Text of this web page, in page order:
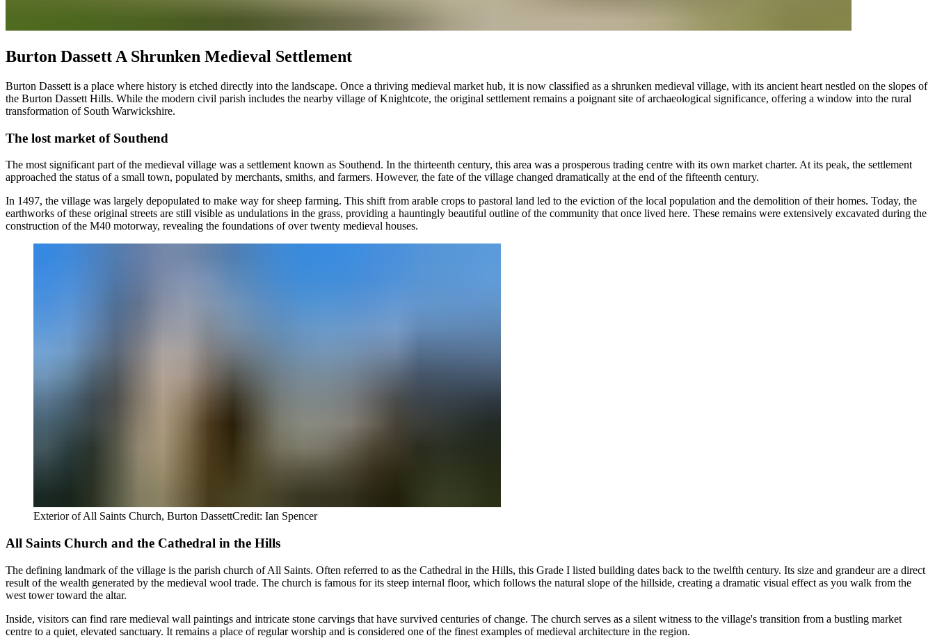
Burton Dassett A Shrunken Medieval Settlement​​​​‌ ‍ ​‍​‍‌‍ ‌ ​‍‌‍‍‌‌‍‌ ‌‍‍‌‌‍ ‍​‍​‍​ ‍‍​‍​‍‌ ​ ‌‍​‌‌‍ ‍‌‍‍‌‌ ‌​‌ ‍‌​‍ ‍‌‍‍‌‌‍ ​‍​‍​‍ ​​‍​‍‌‍‍​‌ ​‍‌‍‌‌‌‍‌‍​‍​‍​ ‍‍​‍​‍‌‍‍​‌ ‌​‌ ‌​‌ ​​​ ‍‍​‍ ​‍ ‌‍ ​‌‍ ‌‍​ ‌‍​‌‌‍ ​‌‍‍​‌‍ ‌ ​ ‌ ‌​​ ‍‍​ ​ ​ ​ ​ ​ ​ ​ ​‍ ‌‍‍‌‌‍ ‍‌ ‌​‌‍‌‌‌‍ ‍‌ ‌​​‍ ‌‍‌‌‌‍‌​‌‍‍‌‌ ‌​​‍ ‌‍ ‌‌‍ ‌‍‌​‌‍‌‌​ ‌‌ ​​‌ ​‍‌‍‌‌‌ ​ ‌‍‌‌‌‍ ‍‌ ‌​‌‍​‌‌ ‌​‌‍‍‌‌‍ ‌‍ ‍​ ‍ ‌‍‍‌‌‍‌​​ ‌‌‍‌‍​ ​ ​ ‍‌​ ‌‌​ ​​‌‍​ ​ ​‌‌‍‌​​‍ ‌‌‍​‍​ ‍​‌‍​‍‌‍​‍​‍ ‌​ ‌​​ ​‌​ ​‌​ ‍​​‍ ‌​ ‍‌​ ​‍​ ‌‍‌‍​‌​‍ ‌‌‍‌‍​ ‌‌​ ​ ​ ‍​​ ​‍​ ‌‌‌‍​‍​ ‌‌​ ‌‍​ ‌‌‌‍​‍​ ​‍​ ‍ ‌ ‌​‌ ‍‌‌ ​​‌‍‌‌​ ‌‌‍​‌‌ ​‍‌‍‌‌‌‍​‌​ ‍ ‌ ​​‌‍​‌‌ ‌​‌‍‍​​ ‌‌‍‌​‌‍‌‌‌ ​ ‌‍​ ‌ ​‍‌‍‍‌‌ ​​‌ ‌​‌‍‍‌‌‍ ‌‍ ‍​‍‌‌​ ‌‌‌​​‍‌‌ ‌‍‍ ‌‍‌‌‌ ‍‌​‍‌‌​ ​ ‌​‌​​‍‌‌​ ​ ‌​‌​​‍‌‌​ ​‍​ ​‍‌‍​‍​ ‌ ‌‍‌‌​ ‌‍​ ​‍​ ‍‌​ ​​‌‍​ ​ ‌ ​ ​​‌‍‌‌​ ​‍​‍‌‌​ ​‍​ ​‍​‍‌‌​ ‌‌‌​‌​​‍ ‍‌‍​ ‌‍‍​‌‍‍‌‌‍ ​‌‍‌​‌ ​‍‌‍‌‌‌‍ ‍​‍‌‌​ ‌‌‌​​‍‌‌ ‌‍‍ ‌‍‌‌‌ ‍‌​‍‌‌​ ​ ‌​‌​​‍‌‌​ ​ ‌​‌​​‍‌‌​ ​‍​ ​‍‌‍​‍​ ​‌‌‍‌​‌‍​‍‌‍​‌‌‍​‌‌‍‌‍​ ‌​​ ‍​​ ​ ​ ​​‌‍​‌​‍‌‌​ ​‍​ ​‍​‍‌‌​ ‌‌‌​‌​​‍ ‍‌ ‌​‌‍‌‌‌ ‍​‌ ‌​​ ‌‍​‍‌‍​‌‌ ​ ‌‍‌‌‌‌‌‌‌ ​‍‌‍ ​​ ‌‌‍‍​‌ ‌​‌ ‌​‌ ​​​‍‌‌​ ​ ‌​​‌​‍‌‌​ ​‍‌​‌‍​‍‌‌​ ​‍‌​‌‍‌‍ ​‌‍ ‌‍​ ‌‍​‌‌‍ ​‌‍‍​‌‍ ‌ ​ ‌ ‌​​‍‌‌​ ​ ‌​​‌​ ​ ​ ​ ​ ​ ​ ​ ​‍‌‍‌‍‍‌‌‍‌​​ ‌‌‍‌‍​ ​ ​ ‍‌​ ‌‌​ ​​‌‍​ ​ ​‌‌‍‌​​‍ ‌‌‍​‍​ ‍​‌‍​‍‌‍​‍​‍ ‌​ ‌​​ ​‌​ ​‌​ ‍​​‍ ‌​ ‍‌​ ​‍​ ‌‍‌‍​‌​‍ ‌‌‍‌‍​ ‌‌​ ​ ​ ‍​​ ​‍​ ‌‌‌‍​‍​ ‌‌​ ‌‍​ ‌‌‌‍​‍​ ​‍​‍‌‍‌ ‌​‌ ‍‌‌ ​​‌‍‌‌​ ‌‌‍​‌‌ ​‍‌‍‌‌‌‍​‌​‍‌‍‌ ​​‌‍​‌‌ ‌​‌‍‍​​ ‌‌‍‌​‌‍‌‌‌ ​ ‌‍​ ‌ ​‍‌‍‍‌‌ ​​‌ ‌​‌‍‍‌‌‍ ‌‍ ‍​‍‌‌​ ‌‌‌​​‍‌‌ ‌‍‍ ‌‍‌‌‌ ‍‌​‍‌‌​ ​ ‌​‌​​‍‌‌​ ​ ‌​‌​​‍‌‌​ ​‍​ ​‍‌‍​‍​ ‌ ‌‍‌‌​ ‌‍​ ​‍​ ‍‌​ ​​‌‍​ ​ ‌ ​ ​​‌‍‌‌​ ​‍​‍‌‌​ ​‍​ ​‍​‍‌‌​ ‌‌‌​‌​​‍ ‍‌‍​ ‌‍‍​‌‍‍‌‌‍ ​‌‍‌​‌ ​‍‌‍‌‌‌‍ ‍​‍‌‌​ ‌‌‌​​‍‌‌ ‌‍‍ ‌‍‌‌‌ ‍‌​‍‌‌​ ​ ‌​‌​​‍‌‌​ ​ ‌​‌​​‍‌‌​ ​‍​ ​‍‌‍​‍​ ​‌‌‍‌​‌‍​‍‌‍​‌‌‍​‌‌‍‌‍​ ‌​​ ‍​​ ​ ​ ​​‌‍​‌​‍‌‌​ ​‍​ ​‍​‍‌‌​ ‌‌‌​‌​​‍ ‍‌ ‌​‌‍‌‌‌ ‍​‌ ‌​​‍‌‍‌ ​​‌‍‌‌‌ ​‍‌ ​ ‌ ​​‌‍‌‌‌‍​ ‌ ‌​‌‍‍‌‌ ‌‍‌‍‌‌​ ‌‌ ​​‌ ‌‌‌‍​‍‌‍ ​‌‍‍‌‌ ​ ‌‍‍​‌‍‌‌‌‍‌​​‍​‍‌ ‌
Burton Dassett is a place where history is etched directly into the landscape. Once a thriving medieval market hub, it is now classified as a shrunken medieval village, with its ancient heart nestled on the slopes of
the Burton Dassett Hills. While the modern civil parish includes the nearby village of Knightcote, the original settlement remains a poignant site of archaeological significance, offering a window into the rural
transformation of South Warwickshire.​​​​‌ ‍ ​‍​‍‌‍ ‌ ​‍‌‍‍‌‌‍‌ ‌‍‍‌‌‍ ‍​‍​‍​ ‍‍​‍​‍‌ ​ ‌‍​‌‌‍ ‍‌‍‍‌‌ ‌​‌ ‍‌​‍ ‍‌‍‍‌‌‍ ​‍​‍​‍ ​​‍​‍‌‍‍​‌ ​‍‌‍‌‌‌‍‌‍​‍​‍​ ‍‍​‍​‍‌‍‍​‌ ‌​‌ ‌​‌ ​​​ ‍‍​‍ ​‍ ‌‍ ​‌‍ ‌‍​ ‌‍​‌‌‍ ​‌‍‍​‌‍ ‌ ​ ‌ ‌​​ ‍‍​ ​ ​ ​ ​ ​ ​ ​ ​‍ ‌‍‍‌‌‍ ‍‌ ‌​‌‍‌‌‌‍ ‍‌ ‌​​‍ ‌‍‌‌‌‍‌​‌‍‍‌‌ ‌​​‍ ‌‍ ‌‌‍ ‌‍‌​‌‍‌‌​ ‌‌ ​​‌ ​‍‌‍‌‌‌ ​ ‌‍‌‌‌‍ ‍‌ ‌​‌‍​‌‌ ‌​‌‍‍‌‌‍ ‌‍ ‍​ ‍ ‌‍‍‌‌‍‌​​ ‌‌‍‌‍​ ​ ​ ‍‌​ ‌‌​ ​​‌‍​ ​ ​‌‌‍‌​​‍ ‌‌‍​‍​ ‍​‌‍​‍‌‍​‍​‍ ‌​ ‌​​ ​‌​ ​‌​ ‍​​‍ ‌​ ‍‌​ ​‍​ ‌‍‌‍​‌​‍ ‌‌‍‌‍​ ‌‌​ ​ ​ ‍​​ ​‍​ ‌‌‌‍​‍​ ‌‌​ ‌‍​ ‌‌‌‍​‍​ ​‍​ ‍ ‌ ‌​‌ ‍‌‌ ​​‌‍‌‌​ ‌‌‍​‌‌ ​‍‌‍‌‌‌‍​‌​ ‍ ‌ ​​‌‍​‌‌ ‌​‌‍‍​​ ‌‌‍‌​‌‍‌‌‌ ​ ‌‍​ ‌ ​‍‌‍‍‌‌ ​​‌ ‌​‌‍‍‌‌‍ ‌‍ ‍​‍‌‌​ ‌‌‌​​‍‌‌ ‌‍‍ ‌‍‌‌‌ ‍‌​‍‌‌​ ​ ‌​‌​​‍‌‌​ ​ ‌​‌​​‍‌‌​ ​‍​ ​‍​ ‍​‌‍‌​​ ‌​‌‍​‌​ ​ ​ ‌ ‌‍​‌​ ​‌‌‍‌​​ ‌ ​ ​ ​ ​ ​‍‌‌​ ​‍​ ​‍​‍‌‌​ ‌‌‌​‌​​‍ ‍‌‍​ ‌‍‍​‌‍‍‌‌‍ ​‌‍‌​‌ ​‍‌‍‌‌‌‍ ‍​‍‌‌​ ‌‌‌​​‍‌‌ ‌‍‍ ‌‍‌‌‌ ‍‌​‍‌‌​ ​ ‌​‌​​‍‌‌​ ​ ‌​‌​​‍‌‌​ ​‍​ ​‍​ ‍‌​ ‍​​ ‌​‌‍‌​‌‍​ ​ ‍​​ ‌‍​ ‌​‌‍​ ​ ​‍​ ​‌​ ​‍​‍‌‌​ ​‍​ ​‍​‍‌‌​ ‌‌‌​‌​​‍ ‍‌ ‌​‌‍‌‌‌ ‍​‌ ‌​​ ‌‍​‍‌‍​‌‌ ​ ‌‍‌‌‌‌‌‌‌ ​‍‌‍ ​​ ‌‌‍‍​‌ ‌​‌ ‌​‌ ​​​‍‌‌​ ​ ‌​​‌​‍‌‌​ ​‍‌​‌‍​‍‌‌​ ​‍‌​‌‍‌‍ ​‌‍ ‌‍​ ‌‍​‌‌‍ ​‌‍‍​‌‍ ‌ ​ ‌ ‌​​‍‌‌​ ​ ‌​​‌​ ​ ​ ​ ​ ​ ​ ​ ​‍‌‍‌‍‍‌‌‍‌​​ ‌‌‍‌‍​ ​ ​ ‍‌​ ‌‌​ ​​‌‍​ ​ ​‌‌‍‌​​‍ ‌‌‍​‍​ ‍​‌‍​‍‌‍​‍​‍ ‌​ ‌​​ ​‌​ ​‌​ ‍​​‍ ‌​ ‍‌​ ​‍​ ‌‍‌‍​‌​‍ ‌‌‍‌‍​ ‌‌​ ​ ​ ‍​​ ​‍​ ‌‌‌‍​‍​ ‌‌​ ‌‍​ ‌‌‌‍​‍​ ​‍​‍‌‍‌ ‌​‌ ‍‌‌ ​​‌‍‌‌​ ‌‌‍​‌‌ ​‍‌‍‌‌‌‍​‌​‍‌‍‌ ​​‌‍​‌‌ ‌​‌‍‍​​ ‌‌‍‌​‌‍‌‌‌ ​ ‌‍​ ‌ ​‍‌‍‍‌‌ ​​‌ ‌​‌‍‍‌‌‍ ‌‍ ‍​‍‌‌​ ‌‌‌​​‍‌‌ ‌‍‍ ‌‍‌‌‌ ‍‌​‍‌‌​ ​ ‌​‌​​‍‌‌​ ​ ‌​‌​​‍‌‌​ ​‍​ ​‍​ ‍​‌‍‌​​ ‌​‌‍​‌​ ​ ​ ‌ ‌‍​‌​ ​‌‌‍‌​​ ‌ ​ ​ ​ ​ ​‍‌‌​ ​‍​ ​‍​‍‌‌​ ‌‌‌​‌​​‍ ‍‌‍​ ‌‍‍​‌‍‍‌‌‍ ​‌‍‌​‌ ​‍‌‍‌‌‌‍ ‍​‍‌‌​ ‌‌‌​​‍‌‌ ‌‍‍ ‌‍‌‌‌ ‍‌​‍‌‌​ ​ ‌​‌​​‍‌‌​ ​ ‌​‌​​‍‌‌​ ​‍​ ​‍​ ‍‌​ ‍​​ ‌​‌‍‌​‌‍​ ​ ‍​​ ‌‍​ ‌​‌‍​ ​ ​‍​ ​‌​ ​‍​‍‌‌​ ​‍​ ​‍​‍‌‌​ ‌‌‌​‌​​‍ ‍‌ ‌​‌‍‌‌‌ ‍​‌ ‌​​‍‌‍‌ ​​‌‍‌‌‌ ​‍‌ ​ ‌ ​​‌‍‌‌‌‍​ ‌ ‌​‌‍‍‌‌ ‌‍‌‍‌‌​ ‌‌ ​​‌ ‌‌‌‍​‍‌‍ ​‌‍‍‌‌ ​ ‌‍‍​‌‍‌‌‌‍‌​​‍​‍‌ ‌
The lost market of Southend​​​​‌ ‍ ​‍​‍‌‍ ‌ ​‍‌‍‍‌‌‍‌ ‌‍‍‌‌‍ ‍​‍​‍​ ‍‍​‍​‍‌ ​ ‌‍​‌‌‍ ‍‌‍‍‌‌ ‌​‌ ‍‌​‍ ‍‌‍‍‌‌‍ ​‍​‍​‍ ​​‍​‍‌‍‍​‌ ​‍‌‍‌‌‌‍‌‍​‍​‍​ ‍‍​‍​‍‌‍‍​‌ ‌​‌ ‌​‌ ​​​ ‍‍​‍ ​‍ ‌‍ ​‌‍ ‌‍​ ‌‍​‌‌‍ ​‌‍‍​‌‍ ‌ ​ ‌ ‌​​ ‍‍​ ​ ​ ​ ​ ​ ​ ​ ​‍ ‌‍‍‌‌‍ ‍‌ ‌​‌‍‌‌‌‍ ‍‌ ‌​​‍ ‌‍‌‌‌‍‌​‌‍‍‌‌ ‌​​‍ ‌‍ ‌‌‍ ‌‍‌​‌‍‌‌​ ‌‌ ​​‌ ​‍‌‍‌‌‌ ​ ‌‍‌‌‌‍ ‍‌ ‌​‌‍​‌‌ ‌​‌‍‍‌‌‍ ‌‍ ‍​ ‍ ‌‍‍‌‌‍‌​​ ‌‌‍‌‍​ ​ ​ ‍‌​ ‌‌​ ​​‌‍​ ​ ​‌‌‍‌​​‍ ‌‌‍​‍​ ‍​‌‍​‍‌‍​‍​‍ ‌​ ‌​​ ​‌​ ​‌​ ‍​​‍ ‌​ ‍‌​ ​‍​ ‌‍‌‍​‌​‍ ‌‌‍‌‍​ ‌‌​ ​ ​ ‍​​ ​‍​ ‌‌‌‍​‍​ ‌‌​ ‌‍​ ‌‌‌‍​‍​ ​‍​ ‍ ‌ ‌​‌ ‍‌‌ ​​‌‍‌‌​ ‌‌‍​‌‌ ​‍‌‍‌‌‌‍​‌​ ‍ ‌ ​​‌‍​‌‌ ‌​‌‍‍​​ ‌‌‍‌​‌‍‌‌‌ ​ ‌‍​ ‌ ​‍‌‍‍‌‌ ​​‌ ‌​‌‍‍‌‌‍ ‌‍ ‍​‍‌‌​ ‌‌‌​​‍‌‌ ‌‍‍ ‌‍‌‌‌ ‍‌​‍‌‌​ ​ ‌​‌​​‍‌‌​ ​ ‌​‌​​‍‌‌​ ​‍​ ​‍​ ‌ ​ ​‍​ ‍‌‌‍​ ‌‍​‌‌‍​‍​ ​​‌‍‌‍​ ​ ​ ‍‌‌‍​ ​ ‍​​‍‌‌​ ​‍​ ​‍​‍‌‌​ ‌‌‌​‌​​‍ ‍‌‍​ ‌‍‍​‌‍‍‌‌‍ ​‌‍‌​‌ ​‍‌‍‌‌‌‍ ‍​‍‌‌​ ‌‌‌​​‍‌‌ ‌‍‍ ‌‍‌‌‌ ‍‌​‍‌‌​ ​ ‌​‌​​‍‌‌​ ​ ‌​‌​​‍‌‌​ ​‍​ ​‍​ ‌​​ ‍‌​ ‍‌​ ‌​​ ‌‌​ ​​​ ​​​ ‌‍​ ‌‌​ ​‍​ ​‍​ ‍​​‍‌‌​ ​‍​ ​‍​‍‌‌​ ‌‌‌​‌​​‍ ‍‌ ‌​‌‍‌‌‌ ‍​‌ ‌​​ ‌‍​‍‌‍​‌‌ ​ ‌‍‌‌‌‌‌‌‌ ​‍‌‍ ​​ ‌‌‍‍​‌ ‌​‌ ‌​‌ ​​​‍‌‌​ ​ ‌​​‌​‍‌‌​ ​‍‌​‌‍​‍‌‌​ ​‍‌​‌‍‌‍ ​‌‍ ‌‍​ ‌‍​‌‌‍ ​‌‍‍​‌‍ ‌ ​ ‌ ‌​​‍‌‌​ ​ ‌​​‌​ ​ ​ ​ ​ ​ ​ ​ ​‍‌‍‌‍‍‌‌‍‌​​ ‌‌‍‌‍​ ​ ​ ‍‌​ ‌‌​ ​​‌‍​ ​ ​‌‌‍‌​​‍ ‌‌‍​‍​ ‍​‌‍​‍‌‍​‍​‍ ‌​ ‌​​ ​‌​ ​‌​ ‍​​‍ ‌​ ‍‌​ ​‍​ ‌‍‌‍​‌​‍ ‌‌‍‌‍​ ‌‌​ ​ ​ ‍​​ ​‍​ ‌‌‌‍​‍​ ‌‌​ ‌‍​ ‌‌‌‍​‍​ ​‍​‍‌‍‌ ‌​‌ ‍‌‌ ​​‌‍‌‌​ ‌‌‍​‌‌ ​‍‌‍‌‌‌‍​‌​‍‌‍‌ ​​‌‍​‌‌ ‌​‌‍‍​​ ‌‌‍‌​‌‍‌‌‌ ​ ‌‍​ ‌ ​‍‌‍‍‌‌ ​​‌ ‌​‌‍‍‌‌‍ ‌‍ ‍​‍‌‌​ ‌‌‌​​‍‌‌ ‌‍‍ ‌‍‌‌‌ ‍‌​‍‌‌​ ​ ‌​‌​​‍‌‌​ ​ ‌​‌​​‍‌‌​ ​‍​ ​‍​ ‌ ​ ​‍​ ‍‌‌‍​ ‌‍​‌‌‍​‍​ ​​‌‍‌‍​ ​ ​ ‍‌‌‍​ ​ ‍​​‍‌‌​ ​‍​ ​‍​‍‌‌​ ‌‌‌​‌​​‍ ‍‌‍​ ‌‍‍​‌‍‍‌‌‍ ​‌‍‌​‌ ​‍‌‍‌‌‌‍ ‍​‍‌‌​ ‌‌‌​​‍‌‌ ‌‍‍ ‌‍‌‌‌ ‍‌​‍‌‌​ ​ ‌​‌​​‍‌‌​ ​ ‌​‌​​‍‌‌​ ​‍​ ​‍​ ‌​​ ‍‌​ ‍‌​ ‌​​ ‌‌​ ​​​ ​​​ ‌‍​ ‌‌​ ​‍​ ​‍​ ‍​​‍‌‌​ ​‍​ ​‍​‍‌‌​ ‌‌‌​‌​​‍ ‍‌ ‌​‌‍‌‌‌ ‍​‌ ‌​​‍‌‍‌ ​​‌‍‌‌‌ ​‍‌ ​ ‌ ​​‌‍‌‌‌‍​ ‌ ‌​‌‍‍‌‌ ‌‍‌‍‌‌​ ‌‌ ​​‌ ‌‌‌‍​‍‌‍ ​‌‍‍‌‌ ​ ‌‍‍​‌‍‌‌‌‍‌​​‍​‍‌ ‌
The most significant part of the medieval village was a settlement known as Southend. In the thirteenth century, this area was a prosperous trading centre with its own market charter. At its peak, the settlement
approached the status of a small town, populated by merchants, smiths, and farmers. However, the fate of the village changed dramatically at the end of the fifteenth century.​​​​‌ ‍ ​‍​‍‌‍ ‌ ​‍‌‍‍‌‌‍‌ ‌‍‍‌‌‍ ‍​‍​‍​ ‍‍​‍​‍‌ ​ ‌‍​‌‌‍ ‍‌‍‍‌‌ ‌​‌ ‍‌​‍ ‍‌‍‍‌‌‍ ​‍​‍​‍ ​​‍​‍‌‍‍​‌ ​‍‌‍‌‌‌‍‌‍​‍​‍​ ‍‍​‍​‍‌‍‍​‌ ‌​‌ ‌​‌ ​​​ ‍‍​‍ ​‍ ‌‍ ​‌‍ ‌‍​ ‌‍​‌‌‍ ​‌‍‍​‌‍ ‌ ​ ‌ ‌​​ ‍‍​ ​ ​ ​ ​ ​ ​ ​ ​‍ ‌‍‍‌‌‍ ‍‌ ‌​‌‍‌‌‌‍ ‍‌ ‌​​‍ ‌‍‌‌‌‍‌​‌‍‍‌‌ ‌​​‍ ‌‍ ‌‌‍ ‌‍‌​‌‍‌‌​ ‌‌ ​​‌ ​‍‌‍‌‌‌ ​ ‌‍‌‌‌‍ ‍‌ ‌​‌‍​‌‌ ‌​‌‍‍‌‌‍ ‌‍ ‍​ ‍ ‌‍‍‌‌‍‌​​ ‌‌‍‌‍​ ​ ​ ‍‌​ ‌‌​ ​​‌‍​ ​ ​‌‌‍‌​​‍ ‌‌‍​‍​ ‍​‌‍​‍‌‍​‍​‍ ‌​ ‌​​ ​‌​ ​‌​ ‍​​‍ ‌​ ‍‌​ ​‍​ ‌‍‌‍​‌​‍ ‌‌‍‌‍​ ‌‌​ ​ ​ ‍​​ ​‍​ ‌‌‌‍​‍​ ‌‌​ ‌‍​ ‌‌‌‍​‍​ ​‍​ ‍ ‌ ‌​‌ ‍‌‌ ​​‌‍‌‌​ ‌‌‍​‌‌ ​‍‌‍‌‌‌‍​‌​ ‍ ‌ ​​‌‍​‌‌ ‌​‌‍‍​​ ‌‌‍‌​‌‍‌‌‌ ​ ‌‍​ ‌ ​‍‌‍‍‌‌ ​​‌ ‌​‌‍‍‌‌‍ ‌‍ ‍​‍‌‌​ ‌‌‌​​‍‌‌ ‌‍‍ ‌‍‌‌‌ ‍‌​‍‌‌​ ​ ‌​‌​​‍‌‌​ ​ ‌​‌​​‍‌‌​ ​‍​ ​‍‌‍‌​​ ​‍‌‍‌‌​ ‌​​ ​ ​ ‍‌​ ​‌‌‍‌​​ ​ ​ ‌​​ ‌‍​ ‌‍​‍‌‌​ ​‍​ ​‍​‍‌‌​ ‌‌‌​‌​​‍ ‍‌‍​ ‌‍‍​‌‍‍‌‌‍ ​‌‍‌​‌ ​‍‌‍‌‌‌‍ ‍​‍‌‌​ ‌‌‌​​‍‌‌ ‌‍‍ ‌‍‌‌‌ ‍‌​‍‌‌​ ​ ‌​‌​​‍‌‌​ ​ ‌​‌​​‍‌‌​ ​‍​ ​‍​ ​‍​ ‌​​ ‍‌​ ‍‌‌‍​‌​ ‍‌​ ​‍‌‍​‍​ ‌ ‌‍​‌​ ​ ‌‍​‍​‍‌‌​ ​‍​ ​‍​‍‌‌​ ‌‌‌​‌​​‍ ‍‌ ‌​‌‍‌‌‌ ‍​‌ ‌​​ ‌‍​‍‌‍​‌‌ ​ ‌‍‌‌‌‌‌‌‌ ​‍‌‍ ​​ ‌‌‍‍​‌ ‌​‌ ‌​‌ ​​​‍‌‌​ ​ ‌​​‌​‍‌‌​ ​‍‌​‌‍​‍‌‌​ ​‍‌​‌‍‌‍ ​‌‍ ‌‍​ ‌‍​‌‌‍ ​‌‍‍​‌‍ ‌ ​ ‌ ‌​​‍‌‌​ ​ ‌​​‌​ ​ ​ ​ ​ ​ ​ ​ ​‍‌‍‌‍‍‌‌‍‌​​ ‌‌‍‌‍​ ​ ​ ‍‌​ ‌‌​ ​​‌‍​ ​ ​‌‌‍‌​​‍ ‌‌‍​‍​ ‍​‌‍​‍‌‍​‍​‍ ‌​ ‌​​ ​‌​ ​‌​ ‍​​‍ ‌​ ‍‌​ ​‍​ ‌‍‌‍​‌​‍ ‌‌‍‌‍​ ‌‌​ ​ ​ ‍​​ ​‍​ ‌‌‌‍​‍​ ‌‌​ ‌‍​ ‌‌‌‍​‍​ ​‍​‍‌‍‌ ‌​‌ ‍‌‌ ​​‌‍‌‌​ ‌‌‍​‌‌ ​‍‌‍‌‌‌‍​‌​‍‌‍‌ ​​‌‍​‌‌ ‌​‌‍‍​​ ‌‌‍‌​‌‍‌‌‌ ​ ‌‍​ ‌ ​‍‌‍‍‌‌ ​​‌ ‌​‌‍‍‌‌‍ ‌‍ ‍​‍‌‌​ ‌‌‌​​‍‌‌ ‌‍‍ ‌‍‌‌‌ ‍‌​‍‌‌​ ​ ‌​‌​​‍‌‌​ ​ ‌​‌​​‍‌‌​ ​‍​ ​‍‌‍‌​​ ​‍‌‍‌‌​ ‌​​ ​ ​ ‍‌​ ​‌‌‍‌​​ ​ ​ ‌​​ ‌‍​ ‌‍​‍‌‌​ ​‍​ ​‍​‍‌‌​ ‌‌‌​‌​​‍ ‍‌‍​ ‌‍‍​‌‍‍‌‌‍ ​‌‍‌​‌ ​‍‌‍‌‌‌‍ ‍​‍‌‌​ ‌‌‌​​‍‌‌ ‌‍‍ ‌‍‌‌‌ ‍‌​‍‌‌​ ​ ‌​‌​​‍‌‌​ ​ ‌​‌​​‍‌‌​ ​‍​ ​‍​ ​‍​ ‌​​ ‍‌​ ‍‌‌‍​‌​ ‍‌​ ​‍‌‍​‍​ ‌ ‌‍​‌​ ​ ‌‍​‍​‍‌‌​ ​‍​ ​‍​‍‌‌​ ‌‌‌​‌​​‍ ‍‌ ‌​‌‍‌‌‌ ‍​‌ ‌​​‍‌‍‌ ​​‌‍‌‌‌ ​‍‌ ​ ‌ ​​‌‍‌‌‌‍​ ‌ ‌​‌‍‍‌‌ ‌‍‌‍‌‌​ ‌‌ ​​‌ ‌‌‌‍​‍‌‍ ​‌‍‍‌‌ ​ ‌‍‍​‌‍‌‌‌‍‌​​‍​‍‌ ‌
In 1497, the village was largely depopulated to make way for sheep farming. This shift from arable crops to pastoral land led to the eviction of the local population and the demolition of their homes. Today, the
earthworks of these original streets are still visible as undulations in the grass, providing a hauntingly beautiful outline of the community that once lived here. These remains were extensively excavated during the
construction of the M40 motorway, revealing the foundations of over twenty medieval houses.​​​​‌ ‍ ​‍​‍‌‍ ‌ ​‍‌‍‍‌‌‍‌ ‌‍‍‌‌‍ ‍​‍​‍​ ‍‍​‍​‍‌ ​ ‌‍​‌‌‍ ‍‌‍‍‌‌ ‌​‌ ‍‌​‍ ‍‌‍‍‌‌‍ ​‍​‍​‍ ​​‍​‍‌‍‍​‌ ​‍‌‍‌‌‌‍‌‍​‍​‍​ ‍‍​‍​‍‌‍‍​‌ ‌​‌ ‌​‌ ​​​ ‍‍​‍ ​‍ ‌‍ ​‌‍ ‌‍​ ‌‍​‌‌‍ ​‌‍‍​‌‍ ‌ ​ ‌ ‌​​ ‍‍​ ​ ​ ​ ​ ​ ​ ​ ​‍ ‌‍‍‌‌‍ ‍‌ ‌​‌‍‌‌‌‍ ‍‌ ‌​​‍ ‌‍‌‌‌‍‌​‌‍‍‌‌ ‌​​‍ ‌‍ ‌‌‍ ‌‍‌​‌‍‌‌​ ‌‌ ​​‌ ​‍‌‍‌‌‌ ​ ‌‍‌‌‌‍ ‍‌ ‌​‌‍​‌‌ ‌​‌‍‍‌‌‍ ‌‍ ‍​ ‍ ‌‍‍‌‌‍‌​​ ‌‌‍‌‍​ ​ ​ ‍‌​ ‌‌​ ​​‌‍​ ​ ​‌‌‍‌​​‍ ‌‌‍​‍​ ‍​‌‍​‍‌‍​‍​‍ ‌​ ‌​​ ​‌​ ​‌​ ‍​​‍ ‌​ ‍‌​ ​‍​ ‌‍‌‍​‌​‍ ‌‌‍‌‍​ ‌‌​ ​ ​ ‍​​ ​‍​ ‌‌‌‍​‍​ ‌‌​ ‌‍​ ‌‌‌‍​‍​ ​‍​ ‍ ‌ ‌​‌ ‍‌‌ ​​‌‍‌‌​ ‌‌‍​‌‌ ​‍‌‍‌‌‌‍​‌​ ‍ ‌ ​​‌‍​‌‌ ‌​‌‍‍​​ ‌‌‍‌​‌‍‌‌‌ ​ ‌‍​ ‌ ​‍‌‍‍‌‌ ​​‌ ‌​‌‍‍‌‌‍ ‌‍ ‍​‍‌‌​ ‌‌‌​​‍‌‌ ‌‍‍ ‌‍‌‌‌ ‍‌​‍‌‌​ ​ ‌​‌​​‍‌‌​ ​ ‌​‌​​‍‌‌​ ​‍​ ​‍​ ‌‍​ ​ ​ ‌​​ ‌‍​ ​ ​ ‌​​ ‍‌‌‍​‍​ ​‍​ ​‍​ ​‍‌‍‌‌​‍‌‌​ ​‍​ ​‍​‍‌‌​ ‌‌‌​‌​​‍ ‍‌‍​ ‌‍‍​‌‍‍‌‌‍ ​‌‍‌​‌ ​‍‌‍‌‌‌‍ ‍​‍‌‌​ ‌‌‌​​‍‌‌ ‌‍‍ ‌‍‌‌‌ ‍‌​‍‌‌​ ​ ‌​‌​​‍‌‌​ ​ ‌​‌​​‍‌‌​ ​‍​ ​‍‌‍​‌‌‍‌​​ ‍‌‌‍​‍​ ​‍‌‍‌‌​ ‍​​ ‍‌​ ‌‍​ ‌ ​ ‍​‌‍​‌​‍‌‌​ ​‍​ ​‍​‍‌‌​ ‌‌‌​‌​​‍ ‍‌ ‌​‌‍‌‌‌ ‍​‌ ‌​​ ‌‍​‍‌‍​‌‌ ​ ‌‍‌‌‌‌‌‌‌ ​‍‌‍ ​​ ‌‌‍‍​‌ ‌​‌ ‌​‌ ​​​‍‌‌​ ​ ‌​​‌​‍‌‌​ ​‍‌​‌‍​‍‌‌​ ​‍‌​‌‍‌‍ ​‌‍ ‌‍​ ‌‍​‌‌‍ ​‌‍‍​‌‍ ‌ ​ ‌ ‌​​‍‌‌​ ​ ‌​​‌​ ​ ​ ​ ​ ​ ​ ​ ​‍‌‍‌‍‍‌‌‍‌​​ ‌‌‍‌‍​ ​ ​ ‍‌​ ‌‌​ ​​‌‍​ ​ ​‌‌‍‌​​‍ ‌‌‍​‍​ ‍​‌‍​‍‌‍​‍​‍ ‌​ ‌​​ ​‌​ ​‌​ ‍​​‍ ‌​ ‍‌​ ​‍​ ‌‍‌‍​‌​‍ ‌‌‍‌‍​ ‌‌​ ​ ​ ‍​​ ​‍​ ‌‌‌‍​‍​ ‌‌​ ‌‍​ ‌‌‌‍​‍​ ​‍​‍‌‍‌ ‌​‌ ‍‌‌ ​​‌‍‌‌​ ‌‌‍​‌‌ ​‍‌‍‌‌‌‍​‌​‍‌‍‌ ​​‌‍​‌‌ ‌​‌‍‍​​ ‌‌‍‌​‌‍‌‌‌ ​ ‌‍​ ‌ ​‍‌‍‍‌‌ ​​‌ ‌​‌‍‍‌‌‍ ‌‍ ‍​‍‌‌​ ‌‌‌​​‍‌‌ ‌‍‍ ‌‍‌‌‌ ‍‌​‍‌‌​ ​ ‌​‌​​‍‌‌​ ​ ‌​‌​​‍‌‌​ ​‍​ ​‍​ ‌‍​ ​ ​ ‌​​ ‌‍​ ​ ​ ‌​​ ‍‌‌‍​‍​ ​‍​ ​‍​ ​‍‌‍‌‌​‍‌‌​ ​‍​ ​‍​‍‌‌​ ‌‌‌​‌​​‍ ‍‌‍​ ‌‍‍​‌‍‍‌‌‍ ​‌‍‌​‌ ​‍‌‍‌‌‌‍ ‍​‍‌‌​ ‌‌‌​​‍‌‌ ‌‍‍ ‌‍‌‌‌ ‍‌​‍‌‌​ ​ ‌​‌​​‍‌‌​ ​ ‌​‌​​‍‌‌​ ​‍​ ​‍‌‍​‌‌‍‌​​ ‍‌‌‍​‍​ ​‍‌‍‌‌​ ‍​​ ‍‌​ ‌‍​ ‌ ​ ‍​‌‍​‌​‍‌‌​ ​‍​ ​‍​‍‌‌​ ‌‌‌​‌​​‍ ‍‌ ‌​‌‍‌‌‌ ‍​‌ ‌​​‍‌‍‌ ​​‌‍‌‌‌ ​‍‌ ​ ‌ ​​‌‍‌‌‌‍​ ‌ ‌​‌‍‍‌‌ ‌‍‌‍‌‌​ ‌‌ ​​‌ ‌‌‌‍​‍‌‍ ​‌‍‍‌‌ ​ ‌‍‍​‌‍‌‌‌‍‌​​‍​‍‌ ‌
Exterior of All Saints Church, Burton Dassett​​​​‌ ‍ ​‍​‍‌‍ ‌ ​‍‌‍‍‌‌‍‌ ‌‍‍‌‌‍ ‍​‍​‍​ ‍‍​‍​‍‌ ​ ‌‍​‌‌‍ ‍‌‍‍‌‌ ‌​‌ ‍‌​‍ ‍‌‍‍‌‌‍ ​‍​‍​‍ ​​‍​‍‌‍‍​‌ ​‍‌‍‌‌‌‍‌‍​‍​‍​ ‍‍​‍​‍‌‍‍​‌ ‌​‌ ‌​‌ ​​​ ‍‍​‍ ​‍ ‌‍ ​‌‍ ‌‍​ ‌‍​‌‌‍ ​‌‍‍​‌‍ ‌ ​ ‌ ‌​​ ‍‍​ ​ ​ ​ ​ ​ ​ ​ ​‍ ‌‍‍‌‌‍ ‍‌ ‌​‌‍‌‌‌‍ ‍‌ ‌​​‍ ‌‍‌‌‌‍‌​‌‍‍‌‌ ‌​​‍ ‌‍ ‌‌‍ ‌‍‌​‌‍‌‌​ ‌‌ ​​‌ ​‍‌‍‌‌‌ ​ ‌‍‌‌‌‍ ‍‌ ‌​‌‍​‌‌ ‌​‌‍‍‌‌‍ ‌‍ ‍​ ‍ ‌‍‍‌‌‍‌​​ ‌‌‍‌‍​ ​ ​ ‍‌​ ‌‌​ ​​‌‍​ ​ ​‌‌‍‌​​‍ ‌‌‍​‍​ ‍​‌‍​‍‌‍​‍​‍ ‌​ ‌​​ ​‌​ ​‌​ ‍​​‍ ‌​ ‍‌​ ​‍​ ‌‍‌‍​‌​‍ ‌‌‍‌‍​ ‌‌​ ​ ​ ‍​​ ​‍​ ‌‌‌‍​‍​ ‌‌​ ‌‍​ ‌‌‌‍​‍​ ​‍​ ‍ ‌ ‌​‌ ‍‌‌ ​​‌‍‌‌​ ‌‌‍​‌‌ ​‍‌‍‌‌‌‍​‌​ ‍ ‌ ​​‌‍​‌‌ ‌​‌‍‍​​ ‌‌‍‌​‌‍‌‌‌ ​ ‌‍​ ‌ ​‍‌‍‍‌‌ ​​‌ ‌​‌‍‍‌‌‍ ‌‍ ‍​‍‌‌​ ‌‌‌​​‍‌‌ ‌‍‍ ‌‍‌‌‌ ‍‌​‍‌‌​ ​ ‌​‌​​‍‌‌​ ​ ‌​‌​​‍‌‌​ ​‍​ ​‍‌‍‌‌​ ​​​ ​ ​ ‌‌​ ​‍​ ‌​‌‍​ ​ ‍​‌‍‌‌‌‍‌​​ ‌‌​ ‌ ​‍‌‌​ ​‍​ ​‍​‍‌‌​ ‌‌‌​‌​​‍ ‍‌‍​ ‌‍​‌‌ ​​‌ ‌​‌‍‍‌‌‍ ‌‍ ‍​ ‌‍​‍‌‍​‌‌ ​ ‌‍‌‌‌‌‌‌‌ ​‍‌‍ ​​ ‌‌‍‍​‌ ‌​‌ ‌​‌ ​​​‍‌‌​ ​ ‌​​‌​‍‌‌​ ​‍‌​‌‍​‍‌‌​ ​‍‌​‌‍‌‍ ​‌‍ ‌‍​ ‌‍​‌‌‍ ​‌‍‍​‌‍ ‌ ​ ‌ ‌​​‍‌‌​ ​ ‌​​‌​ ​ ​ ​ ​ ​ ​ ​ ​‍‌‍‌‍‍‌‌‍‌​​ ‌‌‍‌‍​ ​ ​ ‍‌​ ‌‌​ ​​‌‍​ ​ ​‌‌‍‌​​‍ ‌‌‍​‍​ ‍​‌‍​‍‌‍​‍​‍ ‌​ ‌​​ ​‌​ ​‌​ ‍​​‍ ‌​ ‍‌​ ​‍​ ‌‍‌‍​‌​‍ ‌‌‍‌‍​ ‌‌​ ​ ​ ‍​​ ​‍​ ‌‌‌‍​‍​ ‌‌​ ‌‍​ ‌‌‌‍​‍​ ​‍​‍‌‍‌ ‌​‌ ‍‌‌ ​​‌‍‌‌​ ‌‌‍​‌‌ ​‍‌‍‌‌‌‍​‌​‍‌‍‌ ​​‌‍​‌‌ ‌​‌‍‍​​ ‌‌‍‌​‌‍‌‌‌ ​ ‌‍​ ‌ ​‍‌‍‍‌‌ ​​‌ ‌​‌‍‍‌‌‍ ‌‍ ‍​‍‌‌​ ‌‌‌​​‍‌‌ ‌‍‍ ‌‍‌‌‌ ‍‌​‍‌‌​ ​ ‌​‌​​‍‌‌​ ​ ‌​‌​​‍‌‌​ ​‍​ ​‍‌‍‌‌​ ​​​ ​ ​ ‌‌​ ​‍​ ‌​‌‍​ ​ ‍​‌‍‌‌‌‍‌​​ ‌‌​ ‌ ​‍‌‌​ ​‍​ ​‍​‍‌‌​ ‌‌‌​‌​​‍ ‍‌‍​ ‌‍​‌‌ ​​‌ ‌​‌‍‍‌‌‍ ‌‍ ‍​‍‌‍‌ ​​‌‍‌‌‌ ​‍‌ ​ ‌ ​​‌‍‌‌‌‍​ ‌ ‌​‌‍‍‌‌ ‌‍‌‍‌‌​ ‌‌ ​​‌ ‌‌‌‍​‍‌‍ ​‌‍‍‌‌ ​ ‌‍‍​‌‍‌‌‌‍‌​​‍​‍‌ ‌Credit: Ian Spencer
All Saints Church and the Cathedral in the Hills​​​​‌ ‍ ​‍​‍‌‍ ‌ ​‍‌‍‍‌‌‍‌ ‌‍‍‌‌‍ ‍​‍​‍​ ‍‍​‍​‍‌ ​ ‌‍​‌‌‍ ‍‌‍‍‌‌ ‌​‌ ‍‌​‍ ‍‌‍‍‌‌‍ ​‍​‍​‍ ​​‍​‍‌‍‍​‌ ​‍‌‍‌‌‌‍‌‍​‍​‍​ ‍‍​‍​‍‌‍‍​‌ ‌​‌ ‌​‌ ​​​ ‍‍​‍ ​‍ ‌‍ ​‌‍ ‌‍​ ‌‍​‌‌‍ ​‌‍‍​‌‍ ‌ ​ ‌ ‌​​ ‍‍​ ​ ​ ​ ​ ​ ​ ​ ​‍ ‌‍‍‌‌‍ ‍‌ ‌​‌‍‌‌‌‍ ‍‌ ‌​​‍ ‌‍‌‌‌‍‌​‌‍‍‌‌ ‌​​‍ ‌‍ ‌‌‍ ‌‍‌​‌‍‌‌​ ‌‌ ​​‌ ​‍‌‍‌‌‌ ​ ‌‍‌‌‌‍ ‍‌ ‌​‌‍​‌‌ ‌​‌‍‍‌‌‍ ‌‍ ‍​ ‍ ‌‍‍‌‌‍‌​​ ‌‌‍‌‍​ ​ ​ ‍‌​ ‌‌​ ​​‌‍​ ​ ​‌‌‍‌​​‍ ‌‌‍​‍​ ‍​‌‍​‍‌‍​‍​‍ ‌​ ‌​​ ​‌​ ​‌​ ‍​​‍ ‌​ ‍‌​ ​‍​ ‌‍‌‍​‌​‍ ‌‌‍‌‍​ ‌‌​ ​ ​ ‍​​ ​‍​ ‌‌‌‍​‍​ ‌‌​ ‌‍​ ‌‌‌‍​‍​ ​‍​ ‍ ‌ ‌​‌ ‍‌‌ ​​‌‍‌‌​ ‌‌‍​‌‌ ​‍‌‍‌‌‌‍​‌​ ‍ ‌ ​​‌‍​‌‌ ‌​‌‍‍​​ ‌‌‍‌​‌‍‌‌‌ ​ ‌‍​ ‌ ​‍‌‍‍‌‌ ​​‌ ‌​‌‍‍‌‌‍ ‌‍ ‍​‍‌‌​ ‌‌‌​​‍‌‌ ‌‍‍ ‌‍‌‌‌ ‍‌​‍‌‌​ ​ ‌​‌​​‍‌‌​ ​ ‌​‌​​‍‌‌​ ​‍​ ​‍​ ​​‌‍​ ​ ‍‌‌‍​‍‌‍‌‍​ ​ ​ ​​​ ‌‍‌‍‌​‌‍​‌‌‍​‍​ ​‌​‍‌‌​ ​‍​ ​‍​‍‌‌​ ‌‌‌​‌​​‍ ‍‌‍​ ‌‍‍​‌‍‍‌‌‍ ​‌‍‌​‌ ​‍‌‍‌‌‌‍ ‍​‍‌‌​ ‌‌‌​​‍‌‌ ‌‍‍ ‌‍‌‌‌ ‍‌​‍‌‌​ ​ ‌​‌​​‍‌‌​ ​ ‌​‌​​‍‌‌​ ​‍​ ​‍‌‍‌​​ ​​‌‍‌‍​ ‌​​ ‌ ​ ​‍​ ​ ‌‍​‌‌‍​‍​ ​‍​ ‍​​ ‌‍​‍‌‌​ ​‍​ ​‍​‍‌‌​ ‌‌‌​‌​​‍ ‍‌ ‌​‌‍‌‌‌ ‍​‌ ‌​​ ‌‍​‍‌‍​‌‌ ​ ‌‍‌‌‌‌‌‌‌ ​‍‌‍ ​​ ‌‌‍‍​‌ ‌​‌ ‌​‌ ​​​‍‌‌​ ​ ‌​​‌​‍‌‌​ ​‍‌​‌‍​‍‌‌​ ​‍‌​‌‍‌‍ ​‌‍ ‌‍​ ‌‍​‌‌‍ ​‌‍‍​‌‍ ‌ ​ ‌ ‌​​‍‌‌​ ​ ‌​​‌​ ​ ​ ​ ​ ​ ​ ​ ​‍‌‍‌‍‍‌‌‍‌​​ ‌‌‍‌‍​ ​ ​ ‍‌​ ‌‌​ ​​‌‍​ ​ ​‌‌‍‌​​‍ ‌‌‍​‍​ ‍​‌‍​‍‌‍​‍​‍ ‌​ ‌​​ ​‌​ ​‌​ ‍​​‍ ‌​ ‍‌​ ​‍​ ‌‍‌‍​‌​‍ ‌‌‍‌‍​ ‌‌​ ​ ​ ‍​​ ​‍​ ‌‌‌‍​‍​ ‌‌​ ‌‍​ ‌‌‌‍​‍​ ​‍​‍‌‍‌ ‌​‌ ‍‌‌ ​​‌‍‌‌​ ‌‌‍​‌‌ ​‍‌‍‌‌‌‍​‌​‍‌‍‌ ​​‌‍​‌‌ ‌​‌‍‍​​ ‌‌‍‌​‌‍‌‌‌ ​ ‌‍​ ‌ ​‍‌‍‍‌‌ ​​‌ ‌​‌‍‍‌‌‍ ‌‍ ‍​‍‌‌​ ‌‌‌​​‍‌‌ ‌‍‍ ‌‍‌‌‌ ‍‌​‍‌‌​ ​ ‌​‌​​‍‌‌​ ​ ‌​‌​​‍‌‌​ ​‍​ ​‍​ ​​‌‍​ ​ ‍‌‌‍​‍‌‍‌‍​ ​ ​ ​​​ ‌‍‌‍‌​‌‍​‌‌‍​‍​ ​‌​‍‌‌​ ​‍​ ​‍​‍‌‌​ ‌‌‌​‌​​‍ ‍‌‍​ ‌‍‍​‌‍‍‌‌‍ ​‌‍‌​‌ ​‍‌‍‌‌‌‍ ‍​‍‌‌​ ‌‌‌​​‍‌‌ ‌‍‍ ‌‍‌‌‌ ‍‌​‍‌‌​ ​ ‌​‌​​‍‌‌​ ​ ‌​‌​​‍‌‌​ ​‍​ ​‍‌‍‌​​ ​​‌‍‌‍​ ‌​​ ‌ ​ ​‍​ ​ ‌‍​‌‌‍​‍​ ​‍​ ‍​​ ‌‍​‍‌‌​ ​‍​ ​‍​‍‌‌​ ‌‌‌​‌​​‍ ‍‌ ‌​‌‍‌‌‌ ‍​‌ ‌​​‍‌‍‌ ​​‌‍‌‌‌ ​‍‌ ​ ‌ ​​‌‍‌‌‌‍​ ‌ ‌​‌‍‍‌‌ ‌‍‌‍‌‌​ ‌‌ ​​‌ ‌‌‌‍​‍‌‍ ​‌‍‍‌‌ ​ ‌‍‍​‌‍‌‌‌‍‌​​‍​‍‌ ‌
The defining landmark of the village is the parish church of All Saints. Often referred to as the Cathedral in the Hills, this Grade I listed building dates back to the twelfth century. Its size and grandeur are a direct
result of the wealth generated by the medieval wool trade. The church is famous for its steep internal floor, which follows the natural slope of the hillside, creating a dramatic visual effect as you walk from the
west tower toward the altar.​​​​‌ ‍ ​‍​‍‌‍ ‌ ​‍‌‍‍‌‌‍‌ ‌‍‍‌‌‍ ‍​‍​‍​ ‍‍​‍​‍‌ ​ ‌‍​‌‌‍ ‍‌‍‍‌‌ ‌​‌ ‍‌​‍ ‍‌‍‍‌‌‍ ​‍​‍​‍ ​​‍​‍‌‍‍​‌ ​‍‌‍‌‌‌‍‌‍​‍​‍​ ‍‍​‍​‍‌‍‍​‌ ‌​‌ ‌​‌ ​​​ ‍‍​‍ ​‍ ‌‍ ​‌‍ ‌‍​ ‌‍​‌‌‍ ​‌‍‍​‌‍ ‌ ​ ‌ ‌​​ ‍‍​ ​ ​ ​ ​ ​ ​ ​ ​‍ ‌‍‍‌‌‍ ‍‌ ‌​‌‍‌‌‌‍ ‍‌ ‌​​‍ ‌‍‌‌‌‍‌​‌‍‍‌‌ ‌​​‍ ‌‍ ‌‌‍ ‌‍‌​‌‍‌‌​ ‌‌ ​​‌ ​‍‌‍‌‌‌ ​ ‌‍‌‌‌‍ ‍‌ ‌​‌‍​‌‌ ‌​‌‍‍‌‌‍ ‌‍ ‍​ ‍ ‌‍‍‌‌‍‌​​ ‌‌‍‌‍​ ​ ​ ‍‌​ ‌‌​ ​​‌‍​ ​ ​‌‌‍‌​​‍ ‌‌‍​‍​ ‍​‌‍​‍‌‍​‍​‍ ‌​ ‌​​ ​‌​ ​‌​ ‍​​‍ ‌​ ‍‌​ ​‍​ ‌‍‌‍​‌​‍ ‌‌‍‌‍​ ‌‌​ ​ ​ ‍​​ ​‍​ ‌‌‌‍​‍​ ‌‌​ ‌‍​ ‌‌‌‍​‍​ ​‍​ ‍ ‌ ‌​‌ ‍‌‌ ​​‌‍‌‌​ ‌‌‍​‌‌ ​‍‌‍‌‌‌‍​‌​ ‍ ‌ ​​‌‍​‌‌ ‌​‌‍‍​​ ‌‌‍‌​‌‍‌‌‌ ​ ‌‍​ ‌ ​‍‌‍‍‌‌ ​​‌ ‌​‌‍‍‌‌‍ ‌‍ ‍​‍‌‌​ ‌‌‌​​‍‌‌ ‌‍‍ ‌‍‌‌‌ ‍‌​‍‌‌​ ​ ‌​‌​​‍‌‌​ ​ ‌​‌​​‍‌‌​ ​‍​ ​‍​ ​ ‌‍‌‍​ ‌​​ ‍‌​ ​‍‌‍‌‌​ ‌​​ ‌​​ ‍​​ ‌ ​ ​‌​ ‌‌​‍‌‌​ ​‍​ ​‍​‍‌‌​ ‌‌‌​‌​​‍ ‍‌‍​ ‌‍‍​‌‍‍‌‌‍ ​‌‍‌​‌ ​‍‌‍‌‌‌‍ ‍​‍‌‌​ ‌‌‌​​‍‌‌ ‌‍‍ ‌‍‌‌‌ ‍‌​‍‌‌​ ​ ‌​‌​​‍‌‌​ ​ ‌​‌​​‍‌‌​ ​‍​ ​‍‌‍​‍​ ​ ​ ​ ​ ‌​​ ‌ ​ ‍​​ ‌‌‌‍​ ‌‍‌‌​ ‌‌‌‍‌‌​ ‍‌​‍‌‌​ ​‍​ ​‍​‍‌‌​ ‌‌‌​‌​​‍ ‍‌ ‌​‌‍‌‌‌ ‍​‌ ‌​​ ‌‍​‍‌‍​‌‌ ​ ‌‍‌‌‌‌‌‌‌ ​‍‌‍ ​​ ‌‌‍‍​‌ ‌​‌ ‌​‌ ​​​‍‌‌​ ​ ‌​​‌​‍‌‌​ ​‍‌​‌‍​‍‌‌​ ​‍‌​‌‍‌‍ ​‌‍ ‌‍​ ‌‍​‌‌‍ ​‌‍‍​‌‍ ‌ ​ ‌ ‌​​‍‌‌​ ​ ‌​​‌​ ​ ​ ​ ​ ​ ​ ​ ​‍‌‍‌‍‍‌‌‍‌​​ ‌‌‍‌‍​ ​ ​ ‍‌​ ‌‌​ ​​‌‍​ ​ ​‌‌‍‌​​‍ ‌‌‍​‍​ ‍​‌‍​‍‌‍​‍​‍ ‌​ ‌​​ ​‌​ ​‌​ ‍​​‍ ‌​ ‍‌​ ​‍​ ‌‍‌‍​‌​‍ ‌‌‍‌‍​ ‌‌​ ​ ​ ‍​​ ​‍​ ‌‌‌‍​‍​ ‌‌​ ‌‍​ ‌‌‌‍​‍​ ​‍​‍‌‍‌ ‌​‌ ‍‌‌ ​​‌‍‌‌​ ‌‌‍​‌‌ ​‍‌‍‌‌‌‍​‌​‍‌‍‌ ​​‌‍​‌‌ ‌​‌‍‍​​ ‌‌‍‌​‌‍‌‌‌ ​ ‌‍​ ‌ ​‍‌‍‍‌‌ ​​‌ ‌​‌‍‍‌‌‍ ‌‍ ‍​‍‌‌​ ‌‌‌​​‍‌‌ ‌‍‍ ‌‍‌‌‌ ‍‌​‍‌‌​ ​ ‌​‌​​‍‌‌​ ​ ‌​‌​​‍‌‌​ ​‍​ ​‍​ ​ ‌‍‌‍​ ‌​​ ‍‌​ ​‍‌‍‌‌​ ‌​​ ‌​​ ‍​​ ‌ ​ ​‌​ ‌‌​‍‌‌​ ​‍​ ​‍​‍‌‌​ ‌‌‌​‌​​‍ ‍‌‍​ ‌‍‍​‌‍‍‌‌‍ ​‌‍‌​‌ ​‍‌‍‌‌‌‍ ‍​‍‌‌​ ‌‌‌​​‍‌‌ ‌‍‍ ‌‍‌‌‌ ‍‌​‍‌‌​ ​ ‌​‌​​‍‌‌​ ​ ‌​‌​​‍‌‌​ ​‍​ ​‍‌‍​‍​ ​ ​ ​ ​ ‌​​ ‌ ​ ‍​​ ‌‌‌‍​ ‌‍‌‌​ ‌‌‌‍‌‌​ ‍‌​‍‌‌​ ​‍​ ​‍​‍‌‌​ ‌‌‌​‌​​‍ ‍‌ ‌​‌‍‌‌‌ ‍​‌ ‌​​‍‌‍‌ ​​‌‍‌‌‌ ​‍‌ ​ ‌ ​​‌‍‌‌‌‍​ ‌ ‌​‌‍‍‌‌ ‌‍‌‍‌‌​ ‌‌ ​​‌ ‌‌‌‍​‍‌‍ ​‌‍‍‌‌ ​ ‌‍‍​‌‍‌‌‌‍‌​​‍​‍‌ ‌
Inside, visitors can find rare medieval wall paintings and intricate stone carvings that have survived centuries of change. The church serves as a silent witness to the village's transition from a bustling market
centre to a quiet, elevated sanctuary. It remains a place of regular worship and is considered one of the finest examples of medieval architecture in the region.​​​​‌ ‍ ​‍​‍‌‍ ‌ ​‍‌‍‍‌‌‍‌ ‌‍‍‌‌‍ ‍​‍​‍​ ‍‍​‍​‍‌ ​ ‌‍​‌‌‍ ‍‌‍‍‌‌ ‌​‌ ‍‌​‍ ‍‌‍‍‌‌‍ ​‍​‍​‍ ​​‍​‍‌‍‍​‌ ​‍‌‍‌‌‌‍‌‍​‍​‍​ ‍‍​‍​‍‌‍‍​‌ ‌​‌ ‌​‌ ​​​ ‍‍​‍ ​‍ ‌‍ ​‌‍ ‌‍​ ‌‍​‌‌‍ ​‌‍‍​‌‍ ‌ ​ ‌ ‌​​ ‍‍​ ​ ​ ​ ​ ​ ​ ​ ​‍ ‌‍‍‌‌‍ ‍‌ ‌​‌‍‌‌‌‍ ‍‌ ‌​​‍ ‌‍‌‌‌‍‌​‌‍‍‌‌ ‌​​‍ ‌‍ ‌‌‍ ‌‍‌​‌‍‌‌​ ‌‌ ​​‌ ​‍‌‍‌‌‌ ​ ‌‍‌‌‌‍ ‍‌ ‌​‌‍​‌‌ ‌​‌‍‍‌‌‍ ‌‍ ‍​ ‍ ‌‍‍‌‌‍‌​​ ‌‌‍‌‍​ ​ ​ ‍‌​ ‌‌​ ​​‌‍​ ​ ​‌‌‍‌​​‍ ‌‌‍​‍​ ‍​‌‍​‍‌‍​‍​‍ ‌​ ‌​​ ​‌​ ​‌​ ‍​​‍ ‌​ ‍‌​ ​‍​ ‌‍‌‍​‌​‍ ‌‌‍‌‍​ ‌‌​ ​ ​ ‍​​ ​‍​ ‌‌‌‍​‍​ ‌‌​ ‌‍​ ‌‌‌‍​‍​ ​‍​ ‍ ‌ ‌​‌ ‍‌‌ ​​‌‍‌‌​ ‌‌‍​‌‌ ​‍‌‍‌‌‌‍​‌​ ‍ ‌ ​​‌‍​‌‌ ‌​‌‍‍​​ ‌‌‍‌​‌‍‌‌‌ ​ ‌‍​ ‌ ​‍‌‍‍‌‌ ​​‌ ‌​‌‍‍‌‌‍ ‌‍ ‍​‍‌‌​ ‌‌‌​​‍‌‌ ‌‍‍ ‌‍‌‌‌ ‍‌​‍‌‌​ ​ ‌​‌​​‍‌‌​ ​ ‌​‌​​‍‌‌​ ​‍​ ​‍​ ‌‍​ ‌‌​ ‌​‌‍​ ‌‍‌‌​ ​ ​ ​‌‌‍​‌​ ‌ ​ ​ ‌‍‌​​ ​‍​‍‌‌​ ​‍​ ​‍​‍‌‌​ ‌‌‌​‌​​‍ ‍‌‍​ ‌‍‍​‌‍‍‌‌‍ ​‌‍‌​‌ ​‍‌‍‌‌‌‍ ‍​‍‌‌​ ‌‌‌​​‍‌‌ ‌‍‍ ‌‍‌‌‌ ‍‌​‍‌‌​ ​ ‌​‌​​‍‌‌​ ​ ‌​‌​​‍‌‌​ ​‍​ ​‍​ ‍‌‌‍‌​​ ​‍‌‍​ ​ ​‌‌‍​‍​ ​‍‌‍​‍​ ​​​ ‌ ​ ‍‌​ ​‍​‍‌‌​ ​‍​ ​‍​‍‌‌​ ‌‌‌​‌​​‍ ‍‌ ‌​‌‍‌‌‌ ‍​‌ ‌​​ ‌‍​‍‌‍​‌‌ ​ ‌‍‌‌‌‌‌‌‌ ​‍‌‍ ​​ ‌‌‍‍​‌ ‌​‌ ‌​‌ ​​​‍‌‌​ ​ ‌​​‌​‍‌‌​ ​‍‌​‌‍​‍‌‌​ ​‍‌​‌‍‌‍ ​‌‍ ‌‍​ ‌‍​‌‌‍ ​‌‍‍​‌‍ ‌ ​ ‌ ‌​​‍‌‌​ ​ ‌​​‌​ ​ ​ ​ ​ ​ ​ ​ ​‍‌‍‌‍‍‌‌‍‌​​ ‌‌‍‌‍​ ​ ​ ‍‌​ ‌‌​ ​​‌‍​ ​ ​‌‌‍‌​​‍ ‌‌‍​‍​ ‍​‌‍​‍‌‍​‍​‍ ‌​ ‌​​ ​‌​ ​‌​ ‍​​‍ ‌​ ‍‌​ ​‍​ ‌‍‌‍​‌​‍ ‌‌‍‌‍​ ‌‌​ ​ ​ ‍​​ ​‍​ ‌‌‌‍​‍​ ‌‌​ ‌‍​ ‌‌‌‍​‍​ ​‍​‍‌‍‌ ‌​‌ ‍‌‌ ​​‌‍‌‌​ ‌‌‍​‌‌ ​‍‌‍‌‌‌‍​‌​‍‌‍‌ ​​‌‍​‌‌ ‌​‌‍‍​​ ‌‌‍‌​‌‍‌‌‌ ​ ‌‍​ ‌ ​‍‌‍‍‌‌ ​​‌ ‌​‌‍‍‌‌‍ ‌‍ ‍​‍‌‌​ ‌‌‌​​‍‌‌ ‌‍‍ ‌‍‌‌‌ ‍‌​‍‌‌​ ​ ‌​‌​​‍‌‌​ ​ ‌​‌​​‍‌‌​ ​‍​ ​‍​ ‌‍​ ‌‌​ ‌​‌‍​ ‌‍‌‌​ ​ ​ ​‌‌‍​‌​ ‌ ​ ​ ‌‍‌​​ ​‍​‍‌‌​ ​‍​ ​‍​‍‌‌​ ‌‌‌​‌​​‍ ‍‌‍​ ‌‍‍​‌‍‍‌‌‍ ​‌‍‌​‌ ​‍‌‍‌‌‌‍ ‍​‍‌‌​ ‌‌‌​​‍‌‌ ‌‍‍ ‌‍‌‌‌ ‍‌​‍‌‌​ ​ ‌​‌​​‍‌‌​ ​ ‌​‌​​‍‌‌​ ​‍​ ​‍​ ‍‌‌‍‌​​ ​‍‌‍​ ​ ​‌‌‍​‍​ ​‍‌‍​‍​ ​​​ ‌ ​ ‍‌​ ​‍​‍‌‌​ ​‍​ ​‍​‍‌‌​ ‌‌‌​‌​​‍ ‍‌ ‌​‌‍‌‌‌ ‍​‌ ‌​​‍‌‍‌ ​​‌‍‌‌‌ ​‍‌ ​ ‌ ​​‌‍‌‌‌‍​ ‌ ‌​‌‍‍‌‌ ‌‍‌‍‌‌​ ‌‌ ​​‌ ‌‌‌‍​‍‌‍ ​‌‍‍‌‌ ​ ‌‍‍​‌‍‌‌‌‍‌​​‍​‍‌ ‌